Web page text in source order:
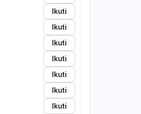
Ikuti
Ikuti
Ikuti
Ikuti
Ikuti
Ikuti
Ikuti